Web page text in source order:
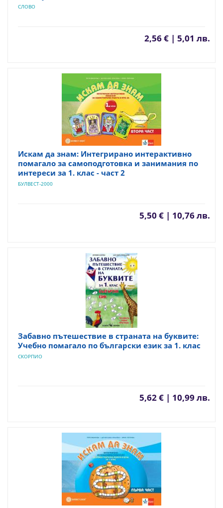
СЛОВО
2,56 € | 5,01 лв.
Искам да знам: Интегрирано интерактивно
помагало за самоподготовка и занимания по
интереси за 1. клас - част 2
БУЛВЕСТ-2000
5,50 € | 10,76 лв.
Забавно пътешествие в страната на буквите:
Учебно помагало по български език за 1. клас
СКОРПИО
5,62 € | 10,99 лв.